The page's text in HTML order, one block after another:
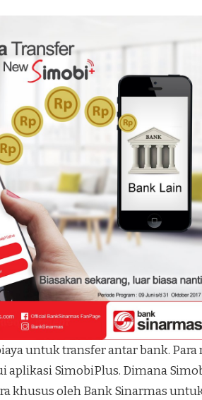
untuk transfer antar bank.
aplikasi SimobiPlus. Dimana
khusus oleh Bank Sinarmas